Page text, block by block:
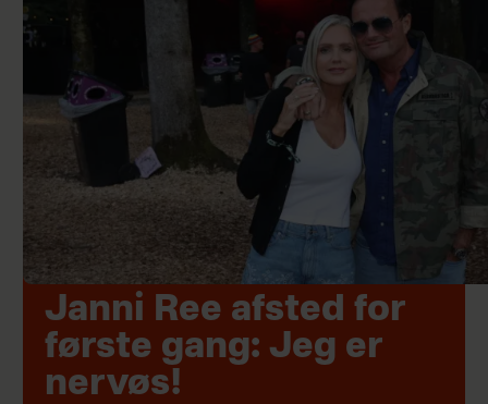
Janni Ree afsted for
første gang: Jeg er
nervøs!